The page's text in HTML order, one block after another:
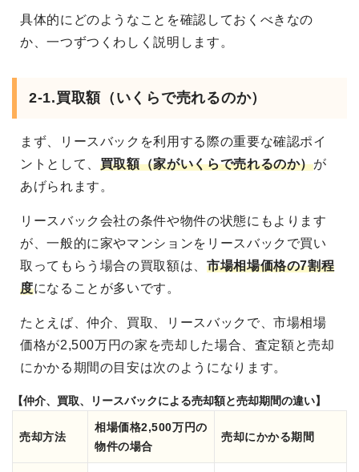
具体的にどのようなことを確認しておくべきなの
か、一つずつくわしく説明します。
2-1.買取額（いくらで売れるのか）
まず、リースバックを利用する際の重要な確認ポイ
ントとして、 買取額（家がいくらで売れるのか）が
あげられます。
リースバック会社の条件や物件の状態にもよります
が、一般的に家やマンションをリースバックで買い
取ってもらう場合の買取額は、 市場相場価格の7割程
度になることが多いです。
たとえば、仲介、買取、リースバックで、市場相場
価格が2,500万円の家を売却した場合、査定額と売却
にかかる期間の目安は次のようになります。
【仲介、買取、リースバックによる売却額と売却期間の違い】
売却方法
相場価格2,500万円の
物件の場合
売却にかかる期間